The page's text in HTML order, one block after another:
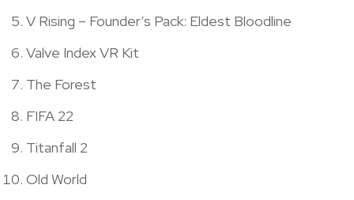
V Rising – Founder’s Pack: Eldest Bloodline
Valve Index VR Kit
The Forest
FIFA 22
Titanfall 2
Old World